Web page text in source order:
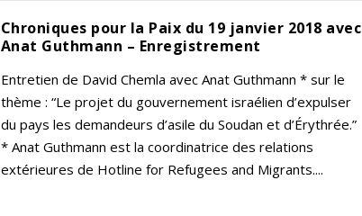
Chroniques pour la Paix du 19 janvier 2018 avec
Anat Guthmann – Enregistrement
Entretien de David Chemla avec Anat Guthmann * sur le
thème : “Le projet du gouvernement israélien d’expulser
du pays les demandeurs d’asile du Soudan et d’Érythrée.”
* Anat Guthmann est la coordinatrice des relations
extérieures de Hotline for Refugees and Migrants....